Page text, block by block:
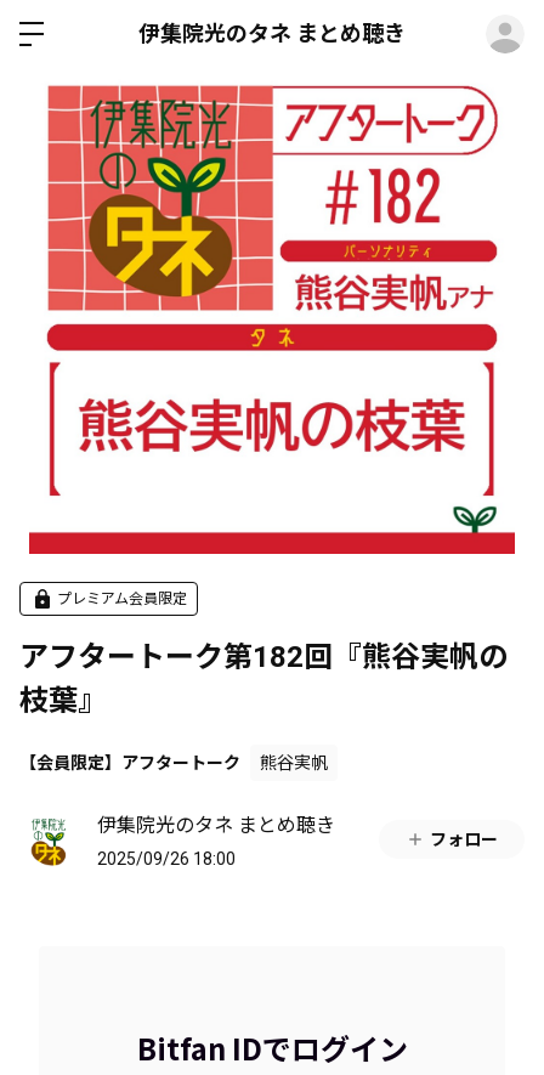
伊集院光のタネ まとめ聴き
プレミアム会員限定
アフタートーク第182回『熊谷実帆の
枝葉』
【会員限定】アフタートーク 熊谷実帆
伊集院光のタネ まとめ聴き
2025/09/26 18:00
フォロー
Bitfan IDでログイン